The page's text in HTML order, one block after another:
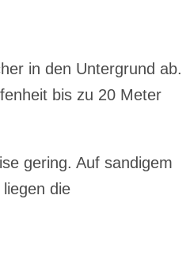
in den Untergrund ab.
bis zu 20 Meter
gering. Auf sandigem
die